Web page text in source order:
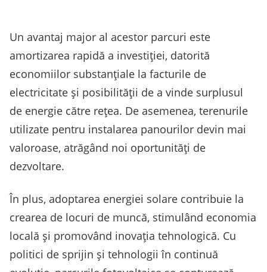
Un avantaj major al acestor parcuri este
amortizarea rapidă a investiției, datorită
economiilor substanțiale la facturile de
electricitate și posibilității de a vinde surplusul
de energie către rețea. De asemenea, terenurile
utilizate pentru instalarea panourilor devin mai
valoroase, atrăgând noi oportunități de
dezvoltare.
În plus, adoptarea energiei solare contribuie la
crearea de locuri de muncă, stimulând economia
locală și promovând inovația tehnologică. Cu
politici de sprijin și tehnologii în continuă